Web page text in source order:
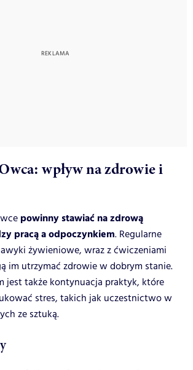
wpływ na zdrowie i
powinny stawiać na zdrową
pracą a odpoczynkiem. Regularne
żywieniowe, wraz z ćwiczeniami
im utrzymać zdrowie w dobrym stanie.
jest także kontynuacja praktyk, które
stres, takich jak uczestnictwo w
ze sztuką.